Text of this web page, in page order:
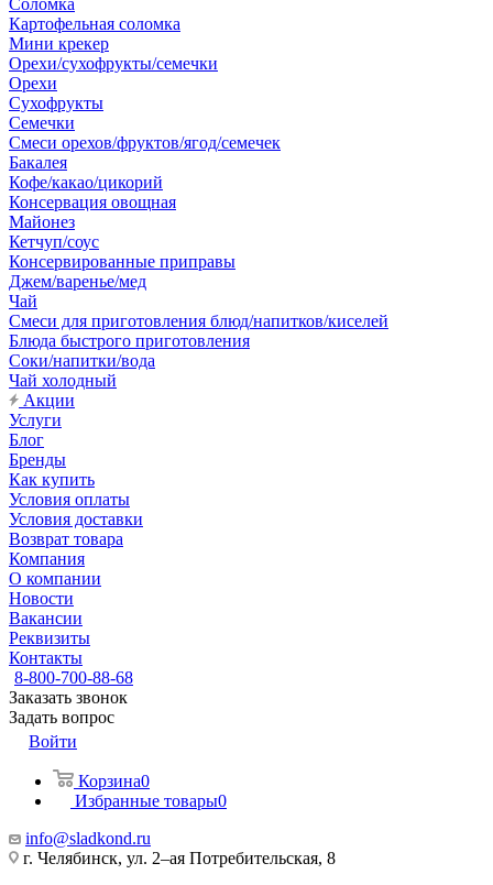
Соломка
Картофельная соломка
Мини крекер
Орехи/сухофрукты/семечки
Орехи
Сухофрукты
Семечки
Смеси орехов/фруктов/ягод/семечек
Бакалея
Кофе/какао/цикорий
Консервация овощная
Майонез
Кетчуп/соус
Консервированные приправы
Джем/варенье/мед
Чай
Смеси для приготовления блюд/напитков/киселей
Блюда быстрого приготовления
Соки/напитки/вода
Чай холодный
Акции
Услуги
Блог
Бренды
Как купить
Условия оплаты
Условия доставки
Возврат товара
Компания
О компании
Новости
Вакансии
Реквизиты
Контакты
8-800-700-88-68
Заказать звонок
Задать вопрос
Войти
Корзина0
Избранные товары0
info@sladkond.ru
г. Челябинск, ул. 2–ая Потребительская, 8